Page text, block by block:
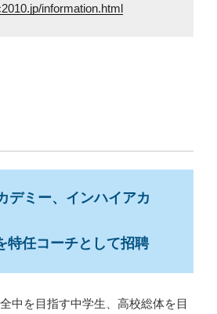
information.html
デミー、インハイアカ
特任コーチとして招聘
中を目指す中学生、高校総体を目